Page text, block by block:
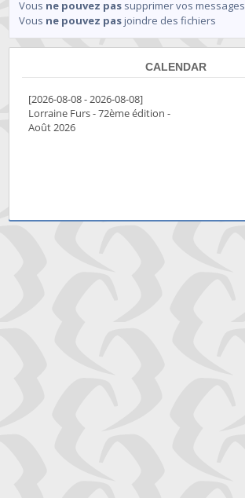
Vous ne pouvez pas supprimer vos messages
Vous ne pouvez pasjoindre des fichiers
CALENDAR